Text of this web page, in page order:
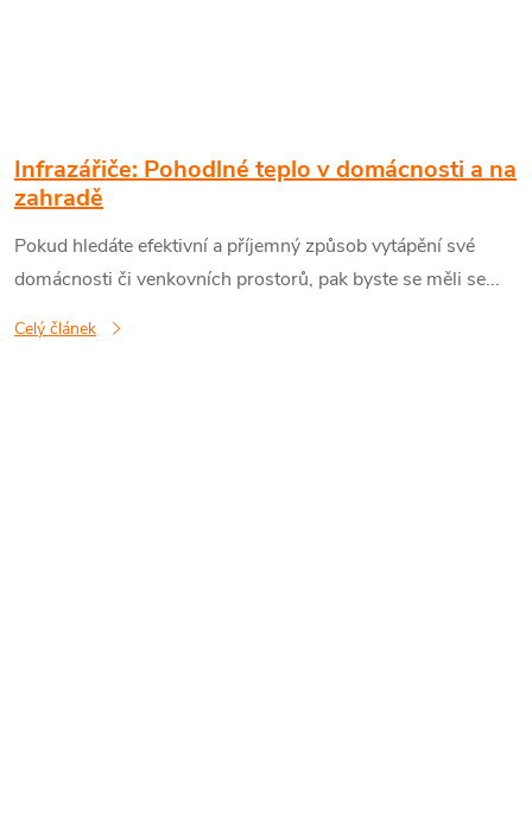
Infrazářiče: Pohodlné teplo v domácnosti a na
zahradě
Pokud hledáte efektivní a příjemný způsob vytápění své
domácnosti či venkovních prostorů, pak byste se měli se...
Celý článek